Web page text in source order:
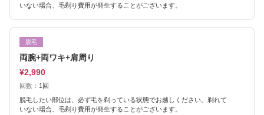
いない場合、毛剃り費用が発生することがございます。
脱毛
両腕+両ワキ+肩周り
¥2,990
回数： 1回
脱毛したい部位は、必ず毛を剃っている状態でお越しください。剃れて
いない場合、毛剃り費用が発生することがございます。